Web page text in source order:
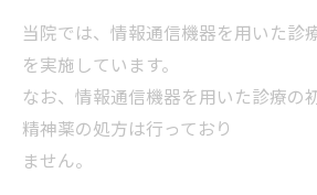
当院では、情報通信機器を用いた診
を実施しています。
なお、情報通信機器を用いた診療の
精神薬の処方は行っており
ません。